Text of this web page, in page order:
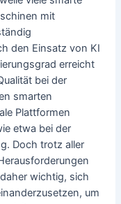
mit
den Einsatz von KI
erreicht
bei der
smarten
Plattformen
etwa bei der
Doch trotz aller
wichtig, sich
um